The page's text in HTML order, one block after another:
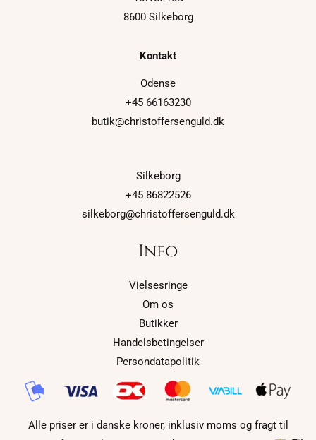
8600 Silkeborg
Kontakt
Odense
+45 66163230
butik@christoffersenguld.dk
Silkeborg
+45 86822526
silkeborg@christoffersenguld.dk
Info
Vielsesringe
Om os
Butikker
Handelsbetingelser
Persondatapolitik
Alle priser er i danske kroner, inklusiv moms og fragt til